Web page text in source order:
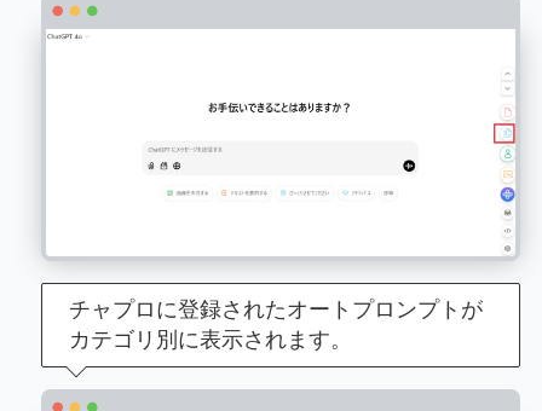
チャプロに登録されたオートプロンプトが
カテゴリ別に表示されます。